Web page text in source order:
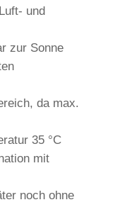
und
zur Sonne
da max.
35 °C
mit
noch ohne